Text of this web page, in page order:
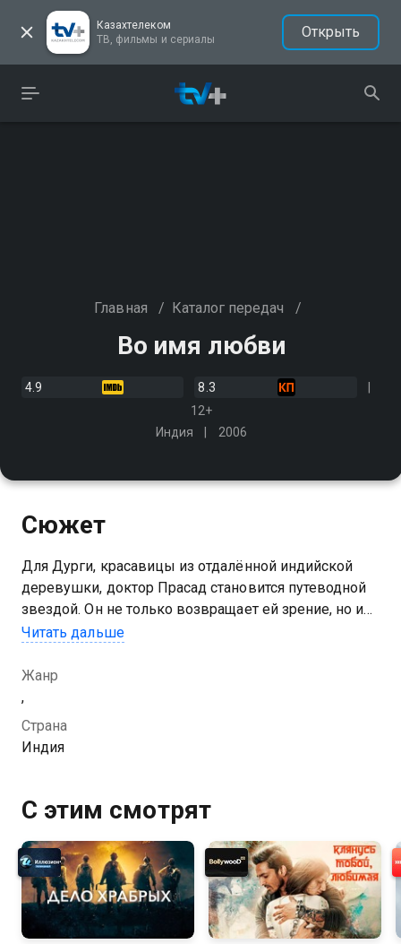
Казахтелеком
ТВ, фильмы и сериалы
Открыть
Главная / Каталог передач /
Во имя любви
4.9
8.3
12+
Индия
2006
Сюжет
Для Дурги, красавицы из отдалённой индийской
деревушки, доктор Прасад становится путеводной
звездой. Он не только возвращает ей зрение, но и
поддерживает в трудную минуту после трагической
Швейцарию
Читать дальше
Жанр
,
Страна
Индия
С этим смотрят